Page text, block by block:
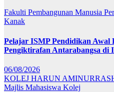
Fakulti Pembangunan Manusia
Kanak
Pelajar ISMP Pendidikan Awal
Pengiktirafan Antarabangsa di
06/08/2026
KOLEJ HARUN
Majlis Mahasiswa Kolej